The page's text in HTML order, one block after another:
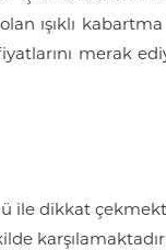
ışıklı
merak
ile dikkat